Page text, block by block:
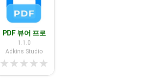
PDF 뷰어 프로
1.1.0
Adkins Studio
★★★★★